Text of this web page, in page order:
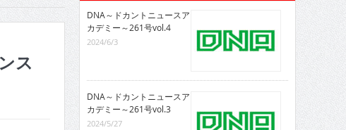
ス
DNA～ドカントニュースア
カデミー～261号vol.4
2024/6/3
DNA～ドカントニュースア
カデミー～261号vol.3
2024/5/27